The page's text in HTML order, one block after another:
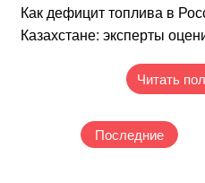
Как дефицит топлива в
Казахстане: эксперты
Читать
Последние